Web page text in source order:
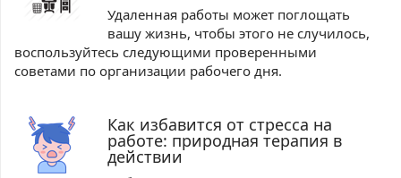
Удаленная работы может поглощать
вашу жизнь, чтобы этого не случилось,
воспользуйтесь следующими проверенными
советами по организации рабочего дня.
Как избавится от стресса на
работе: природная терапия в
действии